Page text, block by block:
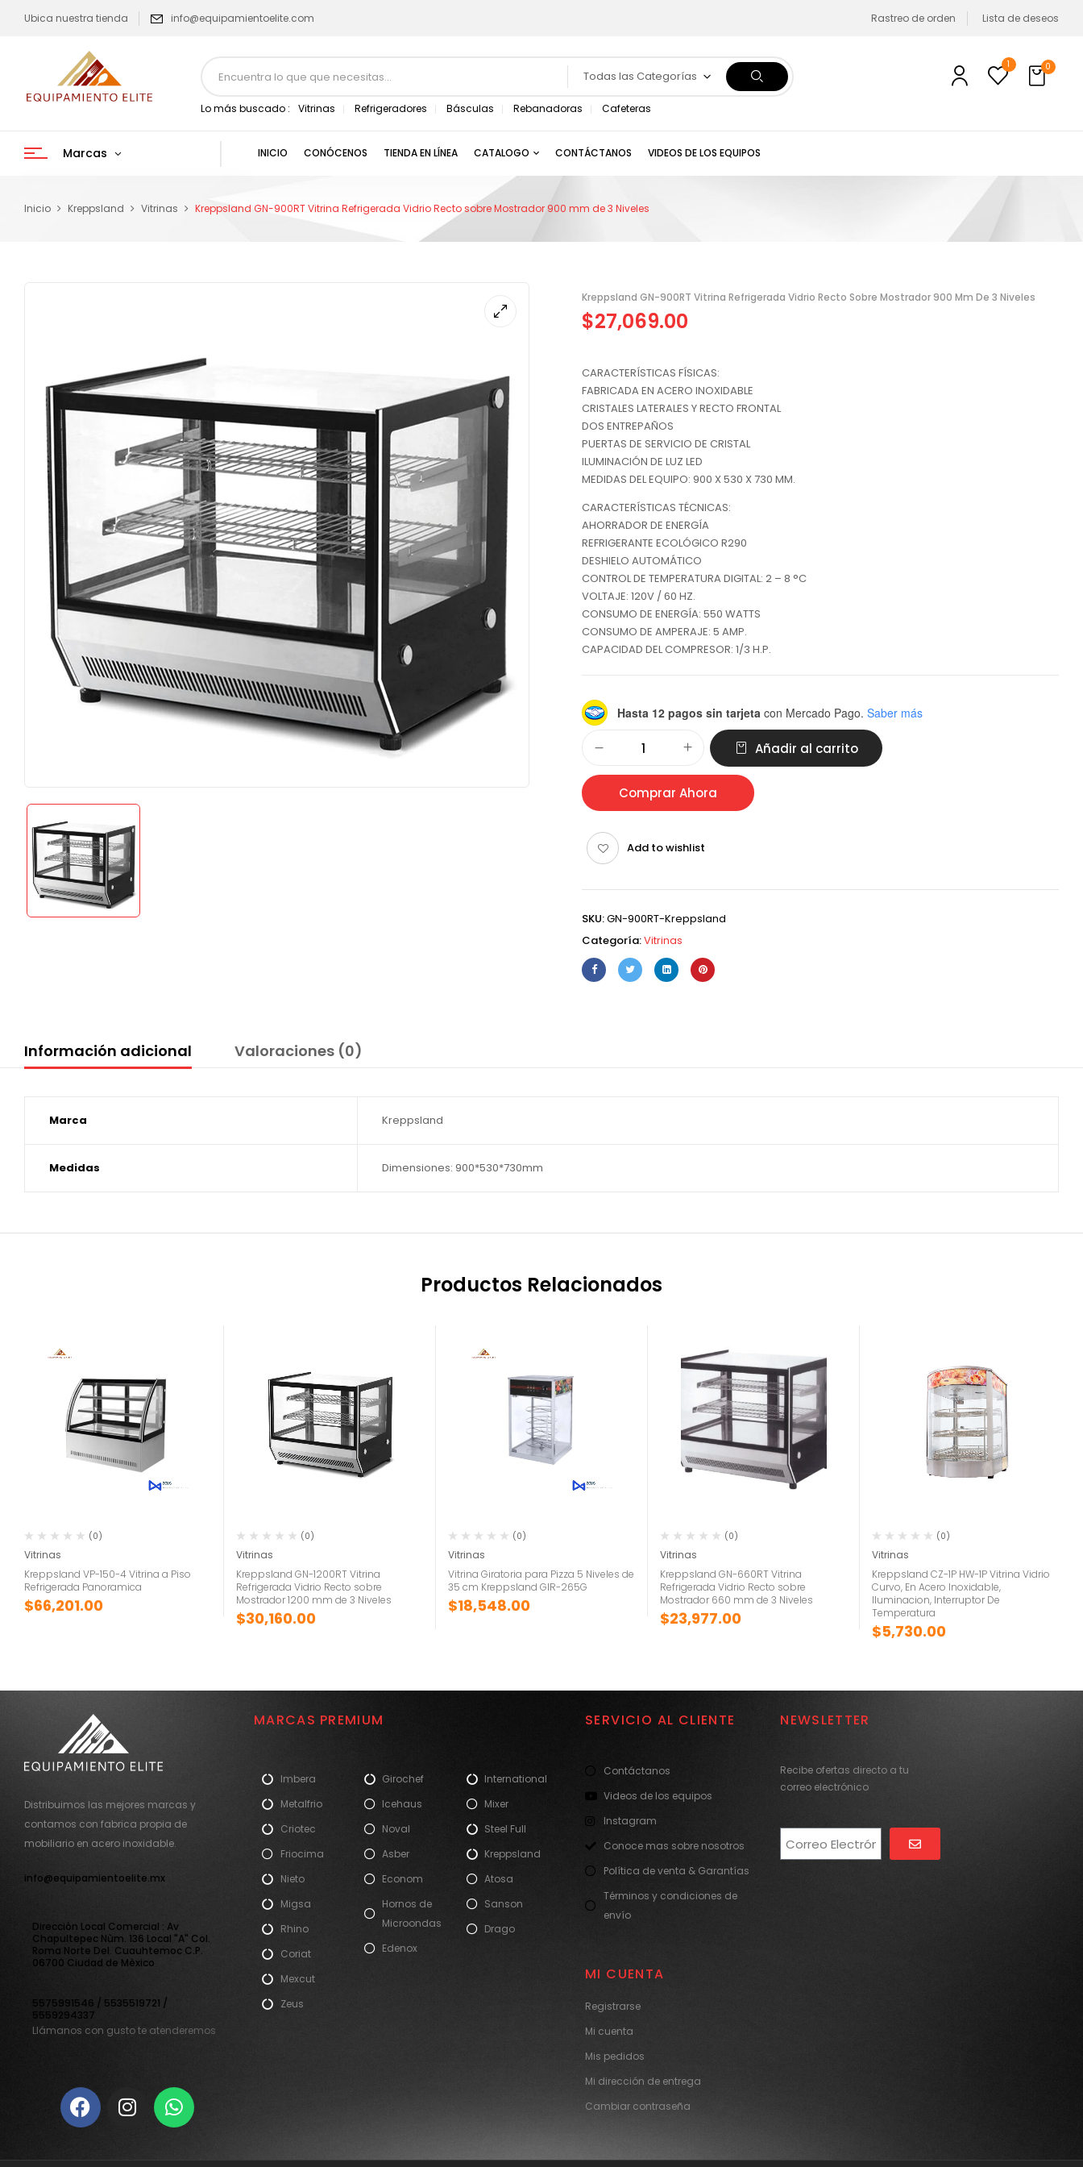
Ubica nuestra tienda info@equipamientoelite.com Rastreo de orden Lista de deseos
Todas las Categorías
Lo más buscado : Vitrinas Refrigeradores Básculas Rebanadoras Cafeteras
1 0
Marcas INICIO CONÓCENOS TIENDA EN LÍNEA CATALOGO CONTÁCTANOS VIDEOS DE LOS EQUIPOS
Inicio Kreppsland Vitrinas Kreppsland GN-900RT Vitrina Refrigerada Vidrio Recto sobre Mostrador 900 mm de 3 Niveles
Kreppsland GN-900RT Vitrina Refrigerada Vidrio Recto Sobre Mostrador 900 Mm De 3 Niveles
$27,069.00
CARACTERÍSTICAS FÍSICAS:
FABRICADA EN ACERO INOXIDABLE
CRISTALES LATERALES Y RECTO FRONTAL
DOS ENTREPAÑOS
PUERTAS DE SERVICIO DE CRISTAL
ILUMINACIÓN DE LUZ LED
MEDIDAS DEL EQUIPO: 900 X 530 X 730 MM.
CARACTERÍSTICAS TÉCNICAS:
AHORRADOR DE ENERGÍA
REFRIGERANTE ECOLÓGICO R290
DESHIELO AUTOMÁTICO
CONTROL DE TEMPERATURA DIGITAL: 2 – 8 °C
VOLTAJE: 120V / 60 HZ.
CONSUMO DE ENERGÍA: 550 WATTS
CONSUMO DE AMPERAJE: 5 AMP.
CAPACIDAD DEL COMPRESOR: 1/3 H.P.
Hasta 12 pagos sin tarjeta con Mercado Pago. Saber más
Añadir al carrito
Comprar Ahora
Add to wishlist
SKU:GN-900RT-Kreppsland
Categoría:Vitrinas
Información adicional Valoraciones (0)
Marca Kreppsland
Medidas Dimensiones: 900*530*730mm
Productos Relacionados
(0)
Vitrinas
Kreppsland VP-150-4 Vitrina a Piso
Refrigerada Panoramica
$66,201.00
(0)
Vitrinas
Kreppsland GN-1200RT Vitrina
Refrigerada Vidrio Recto sobre
Mostrador 1200 mm de 3 Niveles
$30,160.00
(0)
Vitrinas
Vitrina Giratoria para Pizza 5 Niveles de
35 cm Kreppsland GIR-265G
$18,548.00
(0)
Vitrinas
Kreppsland GN-660RT Vitrina
Refrigerada Vidrio Recto sobre
Mostrador 660 mm de 3 Niveles
$23,977.00
(0)
Vitrinas
Kreppsland CZ-1P HW-1P Vitrina Vidrio
Curvo, En Acero Inoxidable,
Iluminacion, Interruptor De
Temperatura
$5,730.00
Distribuimos las mejores marcas y
contamos con fabrica propia de
mobiliario en acero inoxidable.
info@equipamientoelite.mx
Direcciòn Local Comercial : Av
Chapultepec Nùm. 136 Local "A" Col.
Roma Norte Del. Cuauhtemoc C.P.
06700 Ciudad de Mèxico
5575991546 / 5535519721 /
5559294337
Llámanos con gusto te atenderemos
MARCAS PREMIUM
Imbera
Metalfrio
Criotec
Friocima
Nieto
Migsa
Rhino
Coriat
Mexcut
Zeus
Girochef
Icehaus
Noval
Asber
Econom
Hornos de
Microondas
Edenox
International
Mixer
Steel Full
Kreppsland
Atosa
Sanson
Drago
SERVICIO AL CLIENTE
Contáctanos
Videos de los equipos
Instagram
Conoce mas sobre nosotros
Política de venta & Garantías
Términos y condiciones de
envío
MI CUENTA
Registrarse
Mi cuenta
Mis pedidos
Mi dirección de entrega
Cambiar contraseña
NEWSLETTER
Recibe ofertas directo a tu
correo electrónico